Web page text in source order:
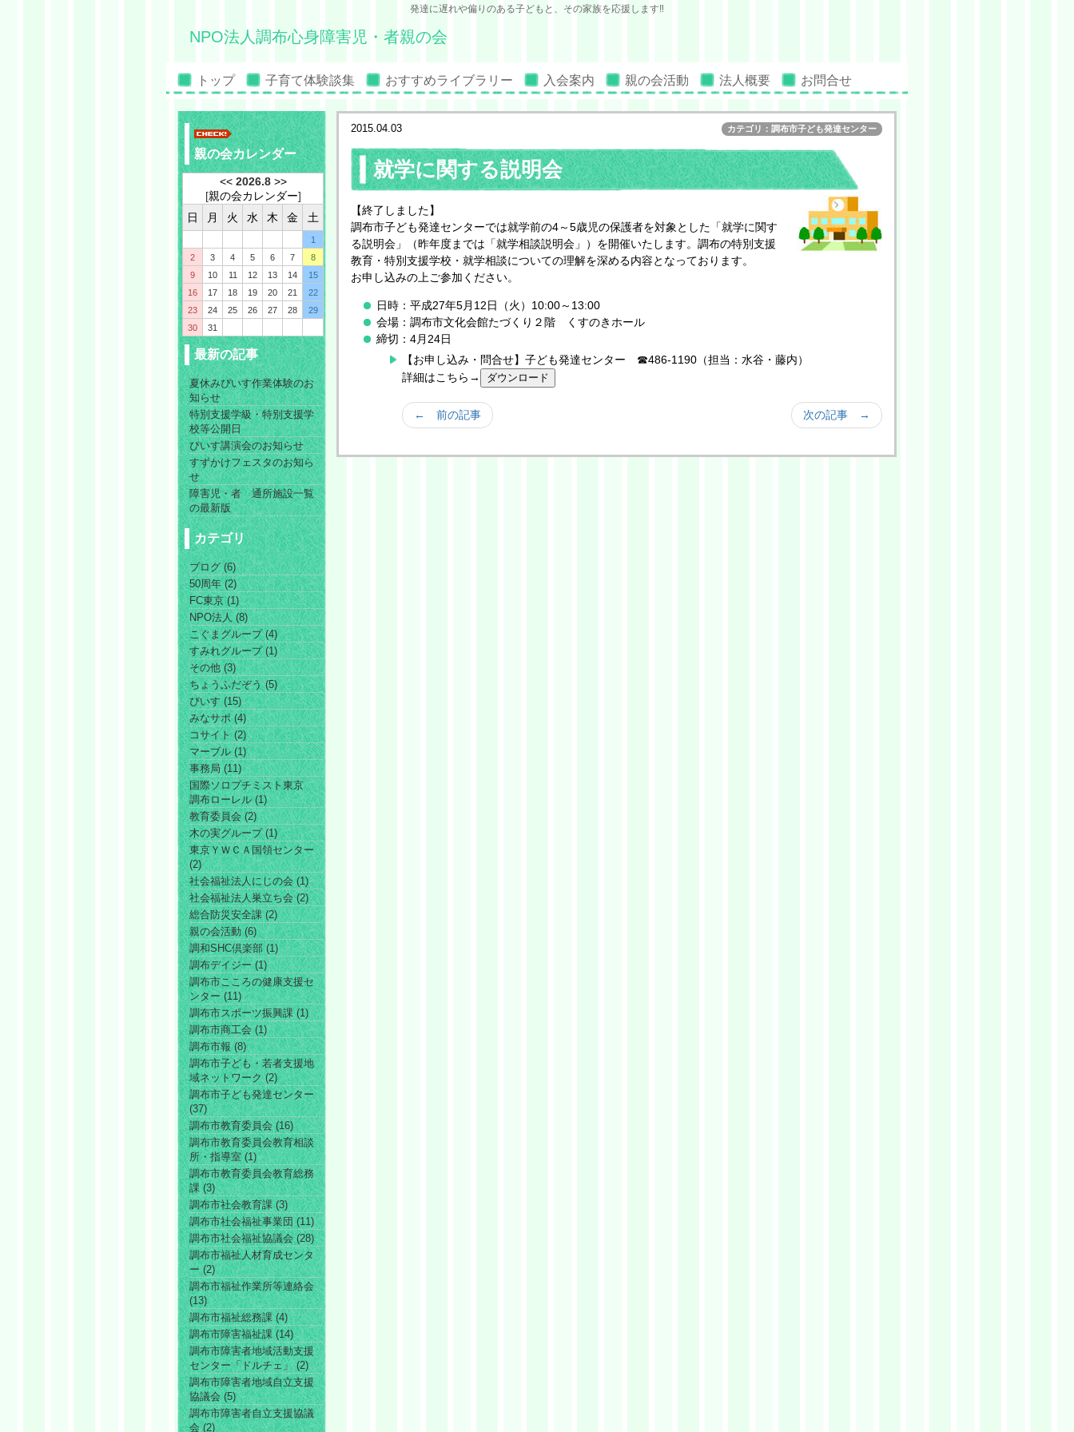
発達に遅れや偏りのある子どもと、その家族を応援します‼
NPO法人調布心身障害児・者親の会
トップ 子育て体験談集 おすすめライブラリー 入会案内 親の会活動 法人概要 お問合せ
2015.04.03 カテゴリ：調布市子ども発達センター
就学に関する説明会
【終了しました】
調布市子ども発達センターでは就学前の4～5歳児の保護者を対象とした「就学に関す
る説明会」（昨年度までは「就学相談説明会」）を開催いたします。調布の特別支援
教育・特別支援学校・就学相談についての理解を深める内容となっております。
お申し込みの上ご参加ください。
日時：平成27年5月12日（火）10:00～13:00
会場：調布市文化会館たづくり２階 くすのきホール
締切：4月24日
【お申し込み・問合せ】子ども発達センター ☎486-1190（担当：水谷・藤内）
詳細はこちら→
次の記事 →
← 前の記事
親の会カレンダー
<< 2026.8 >>
[親の会カレンダー]
日
月 火 水 木 金 土
1
2
3 4 5 6 7
8
9
10 11 12 13 14
15
16
17 18 19 20 21
22
23
24 25 26 27 28
29
30
31
最新の記事
夏休みぴいす作業体験のお
知らせ
特別支援学級・特別支援学
校等公開日
ぴいす講演会のお知らせ
すずかけフェスタのお知ら
せ
障害児・者 通所施設一覧
の最新版
カテゴリ
ブログ (6)
50周年 (2)
FC東京 (1)
NPO法人 (8)
こぐまグループ (4)
すみれグループ (1)
その他 (3)
ちょうふだぞう (5)
ぴいす (15)
みなサポ (4)
コサイト (2)
マーブル (1)
事務局 (11)
国際ソロプチミスト東京
調布ローレル (1)
教育委員会 (2)
木の実グループ (1)
東京ＹＷＣＡ国領センター
(2)
社会福祉法人にじの会 (1)
社会福祉法人巣立ち会 (2)
総合防災安全課 (2)
親の会活動 (6)
調和SHC倶楽部 (1)
調布デイジー (1)
調布市こころの健康支援セ
ンター (11)
調布市スポーツ振興課 (1)
調布市商工会 (1)
調布市報 (8)
調布市子ども・若者支援地
域ネットワーク (2)
調布市子ども発達センター
(37)
調布市教育委員会 (16)
調布市教育委員会教育相談
所・指導室 (1)
調布市教育委員会教育総務
課 (3)
調布市社会教育課 (3)
調布市社会福祉事業団 (11)
調布市社会福祉協議会 (28)
調布市福祉人材育成センタ
ー (2)
調布市福祉作業所等連絡会
(13)
調布市福祉総務課 (4)
調布市障害福祉課 (14)
調布市障害者地域活動支援
センター「ドルチェ」 (2)
調布市障害者地域自立支援
協議会 (5)
調布市障害者自立支援協議
会 (2)